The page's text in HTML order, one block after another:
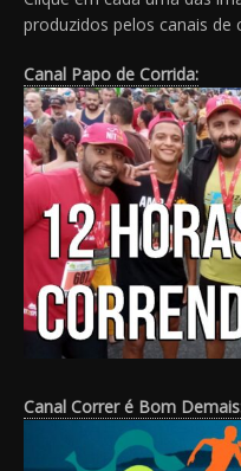
produzidos pelos canais de
Canal Papo de Corrida:
Canal Correr é Bom